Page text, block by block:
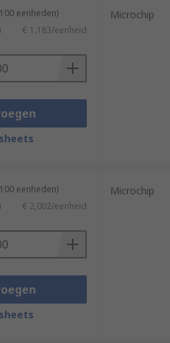
eenheden)
€ 1,183/eenheid
Microchip
eenheden)
€ 2,002/eenheid
Microchip